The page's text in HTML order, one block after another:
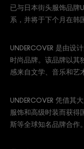
已与日本街头服饰品牌
系，并将于下个月在韩
UNDERCOVER 是由设
时尚品牌。该品牌以其
感来自文学、音乐和艺
UNDERCOVER 凭借其
服饰和高级时装而获得
斯等全球知名品牌合作。